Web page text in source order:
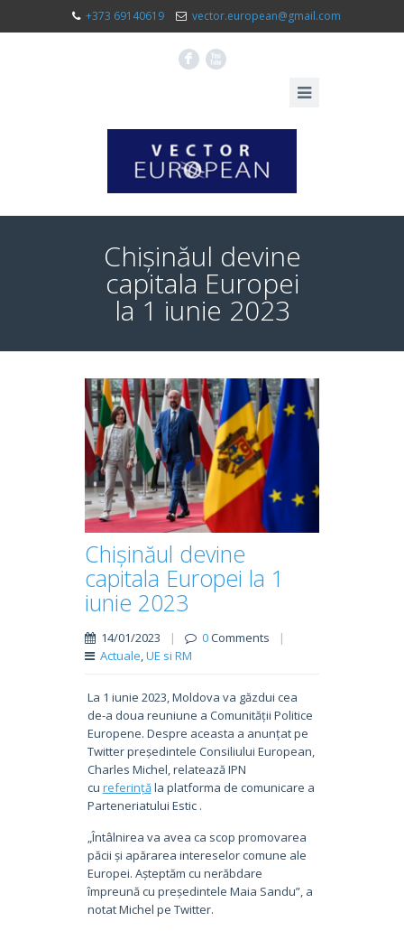
+373 69140619 vector.european@gmail.com
F X
Chișinăul devine
capitala Europei
la 1 iunie 2023
Chișinăul devine
capitala Europei la 1
iunie 2023
14/01/2023 | 0Comments
|
Actuale,UE si RM
La 1 iunie 2023, Moldova va găzdui cea
de-a doua reuniune a Comunității Politice
Europene. Despre aceasta a anunțat pe
Twitter președintele Consiliului European,
Charles Michel, relatează IPN
cu referințăla platforma de comunicare a
Parteneriatului Estic .
„Întâlnirea va avea ca scop promovarea
păcii și apărarea intereselor comune ale
Europei. Așteptăm cu nerăbdare
împreună cu președintele Maia Sandu”, a
notat Michel pe Twitter.